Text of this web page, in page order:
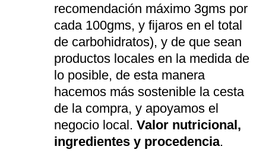
recomendación máximo 3gms por
cada 100gms, y fijaros en el total
de carbohidratos), y de que sean
productos locales en la medida de
lo posible, de esta manera
hacemos más sostenible la cesta
de la compra, y apoyamos el
negocio local. Valor nutricional,
ingredientes y procedencia.